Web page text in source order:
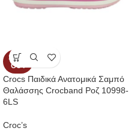
SOLD
OUT
Crocs Παιδικά Ανατομικά Σαμπό
Θαλάσσης Crocband Ροζ 10998-
6LS
Croc’s